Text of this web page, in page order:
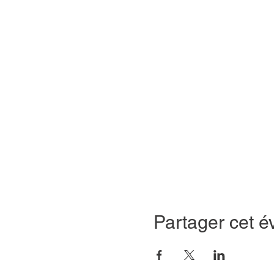
Partager cet